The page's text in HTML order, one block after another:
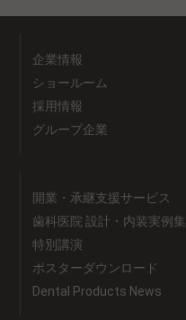
企業情報
ショールーム
採用情報
グループ企業
開業・承継支援サービス
歯科医院 設計・内装実例集
特別講演
ポスターダウンロード
Dental Products News